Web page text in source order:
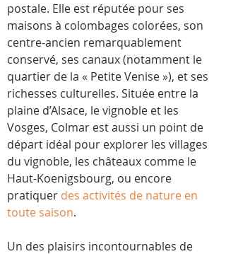
postale. Elle est réputée pour ses
maisons à colombages colorées, son
centre-ancien remarquablement
conservé, ses canaux (notamment le
quartier de la « Petite Venise »), et ses
richesses culturelles. Située entre la
plaine d’Alsace, le vignoble et les
Vosges, Colmar est aussi un point de
départ idéal pour explorer les villages
du vignoble, les châteaux comme le
Haut-Koenigsbourg, ou encore
pratiquer des activités de nature en
toute saison.
Un des plaisirs incontournables de